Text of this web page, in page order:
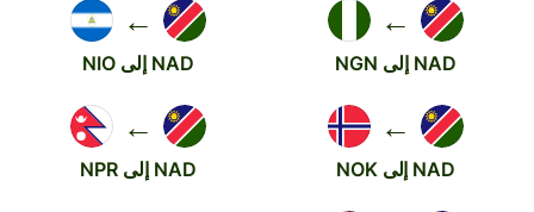
←
NAD إلى NGN
←
NAD إلى NIO
←
NAD إلى NOK
←
NAD إلى NPR